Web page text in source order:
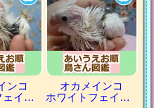
ンコ
ホワイトフェイスパイド
オカメインコ
ホワイトフェイスヘビーパイド